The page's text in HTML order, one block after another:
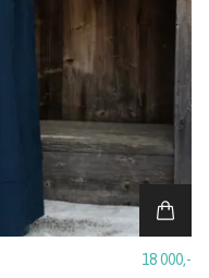
18 000,-